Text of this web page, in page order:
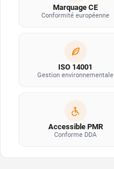
Marquage CE
Conformité européenne
ISO 14001
Gestion environnementale
Accessible PMR
Conforme DDA